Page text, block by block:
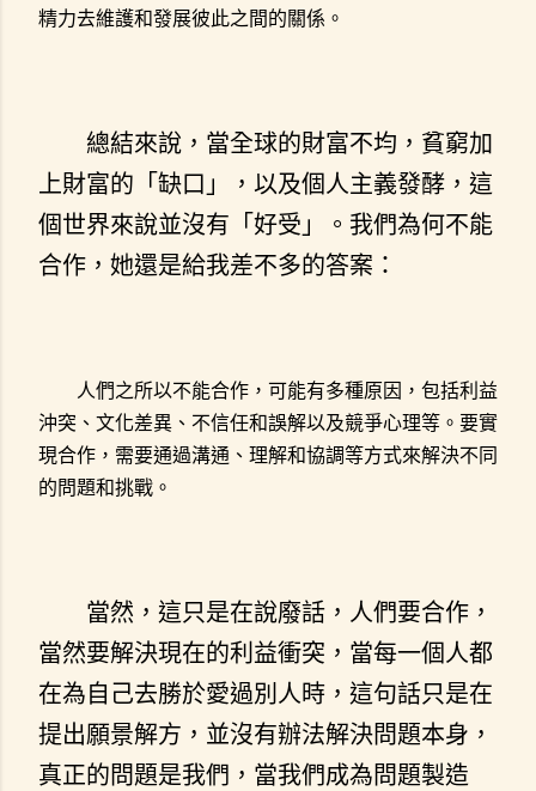
精力去維護和發展彼此之間的關係。
總結來說，當全球的財富不均，貧窮加
上財富的「缺口」，以及個人主義發酵，這
個世界來說並沒有「好受」。我們為何不能
合作，她還是給我差不多的答案：
人們之所以不能合作，可能有多種原因，包括利益
沖突、文化差異、不信任和誤解以及競爭心理等。要實
現合作，需要通過溝通、理解和協調等方式來解決不同
的問題和挑戰。
當然，這只是在說廢話，人們要合作，
當然要解決現在的利益衝突，當每一個人都
在為自己去勝於愛過別人時，這句話只是在
提出願景解方，並沒有辦法解決問題本身，
真正的問題是我們，當我們成為問題製造